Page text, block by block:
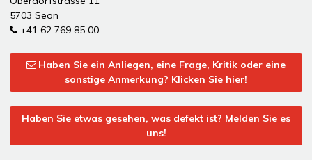
5703 Seon
+41 62 769 85 00
Haben Sie ein Anliegen, eine Frage, Kritik oder eine
sonstige Anmerkung? Klicken Sie hier!
Haben Sie etwas gesehen, was defekt ist? Melden Sie es
uns!